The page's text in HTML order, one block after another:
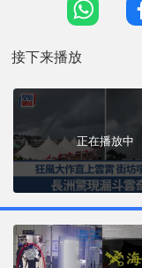
段是于今日下午6
接下来播放
正在播放中